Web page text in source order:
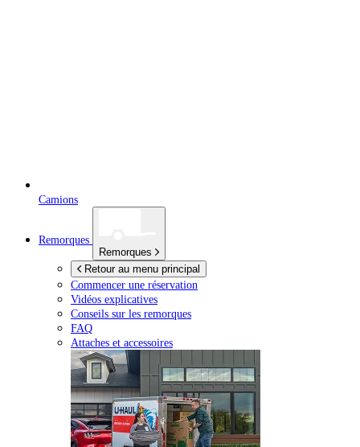
Camions
Remorques
Remorques
Retour au menu principal
Commencer une réservation
Vidéos explicatives
Conseils sur les remorques
FAQ
Attaches et accessoires